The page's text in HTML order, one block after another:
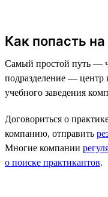
Как попасть
Самый простой путь —
подразделение — центр
учебного заведения
Договориться о
компанию, отправить
Многие компании
о поиске практикантов.